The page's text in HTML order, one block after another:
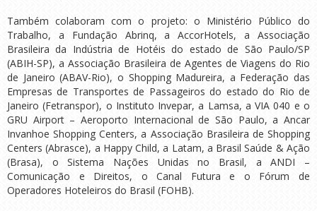
Também colaboram com o projeto: o Ministério Público do
Trabalho, a Fundação Abrinq, a AccorHotels, a Associação
Brasileira da Indústria de Hotéis do estado de São Paulo/SP
(ABIH-SP), a Associação Brasileira de Agentes de Viagens do Rio
de Janeiro (ABAV-Rio), o Shopping Madureira, a Federação das
Empresas de Transportes de Passageiros do estado do Rio de
Janeiro (Fetranspor), o Instituto Invepar, a Lamsa, a VIA 040 e o
GRU Airport – Aeroporto Internacional de São Paulo, a Ancar
Invanhoe Shopping Centers, a Associação Brasileira de Shopping
Centers (Abrasce), a Happy Child, a Latam, a Brasil Saúde & Ação
(Brasa), o Sistema Nações Unidas no Brasil, a ANDI –
Comunicação e Direitos, o Canal Futura e o Fórum de
Operadores Hoteleiros do Brasil (FOHB).